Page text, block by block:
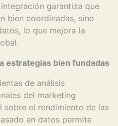
garantiza que
bien coordinadas, sino
lo que mejora la
estrategias bien fundadas
de análisis
del marketing
sobre el rendimiento de las
en datos permite